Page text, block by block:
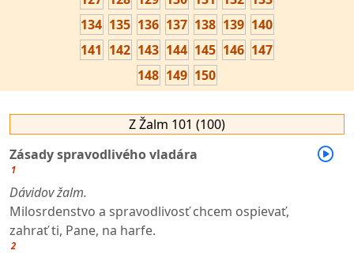
134 135 136 137 138 139 140
141 142 143 144 145 146 147
148 149 150
Z Žalm 101 (100)
Zásady spravodlivého vladára
1
Dávidov žalm.
Milosrdenstvo a spravodlivosť chcem ospievať,
zahrať ti, Pane, na harfe.
2